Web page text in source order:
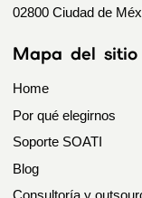
02800 Ciudad de
Mapa del sitio
Home
Por qué elegirnos
Soporte SOATI
Blog
Consultoría y